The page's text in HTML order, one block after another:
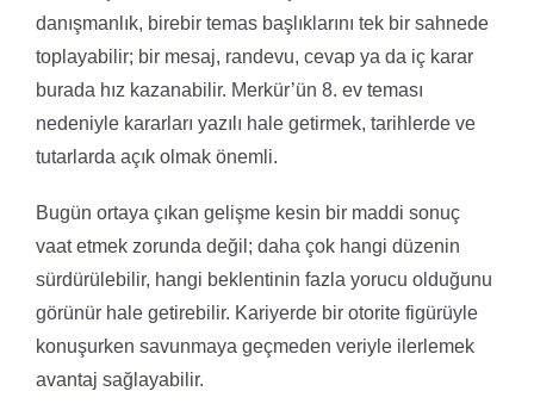
danışmanlık, birebir temas başlıklarını tek bir sahnede
toplayabilir; bir mesaj, randevu, cevap ya da iç karar
burada hız kazanabilir. Merkür’ün 8. ev teması
nedeniyle kararları yazılı hale getirmek, tarihlerde ve
tutarlarda açık olmak önemli.
Bugün ortaya çıkan gelişme kesin bir maddi sonuç
vaat etmek zorunda değil; daha çok hangi düzenin
sürdürülebilir, hangi beklentinin fazla yorucu olduğunu
görünür hale getirebilir. Kariyerde bir otorite figürüyle
konuşurken savunmaya geçmeden veriyle ilerlemek
avantaj sağlayabilir.